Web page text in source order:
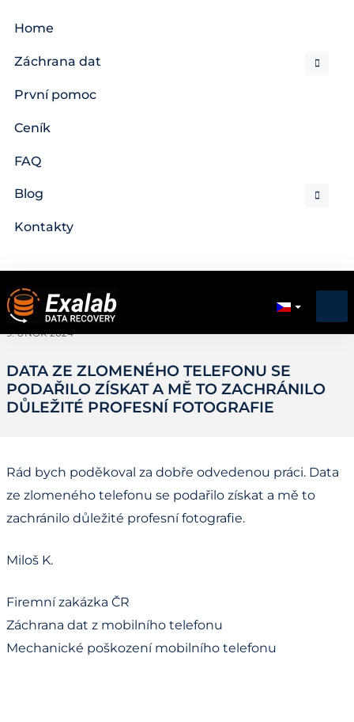
Home
Záchrana dat
První pomoc
Ceník
FAQ
Blog
Kontakty
9. ÚNOR 2024
DATA ZE ZLOMENÉHO TELEFONU SE
PODAŘILO ZÍSKAT A MĚ TO ZACHRÁNILO
DŮLEŽITÉ PROFESNÍ FOTOGRAFIE
Rád bych poděkoval za dobře odvedenou práci. Data
ze zlomeného telefonu se podařilo získat a mě to
zachránilo důležité profesní fotografie.
Miloš K.
Firemní zakázka ČR
Záchrana dat z mobilního telefonu
Mechanické poškození mobilního telefonu